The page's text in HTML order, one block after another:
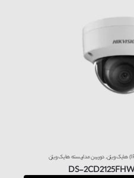
,دوربین مداربسته هایک ویژن